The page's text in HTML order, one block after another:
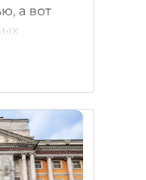
а вот
рекордов